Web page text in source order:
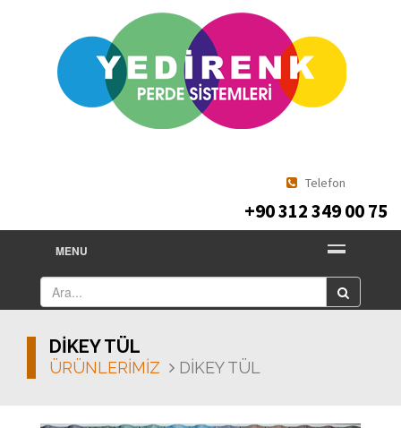
Telefon
+90 312 349 00 75
MENU
DİKEY TÜL
ÜRÜNLERİMİZ DİKEY TÜL